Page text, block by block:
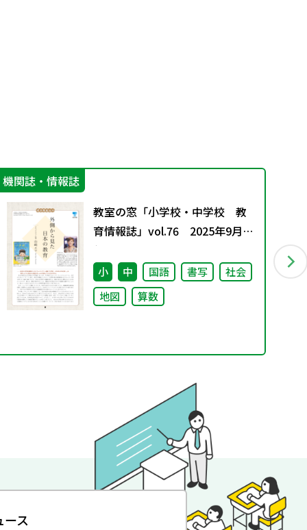
機関誌・情報誌
教室の窓「小学校・中学校 教
育情報誌」vol.76 2025年9月発
行
小 中 国語 書写
社会
地図
算数
ース